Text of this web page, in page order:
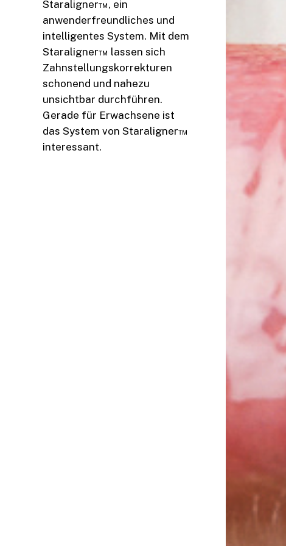
Staraligner™, ein
anwenderfreundliches und
intelligentes System. Mit dem
Staraligner™ lassen sich
Zahnstellungskorrekturen
schonend und nahezu
unsichtbar durchführen.
Gerade für Erwachsene ist
das System von Staraligner™
interessant.